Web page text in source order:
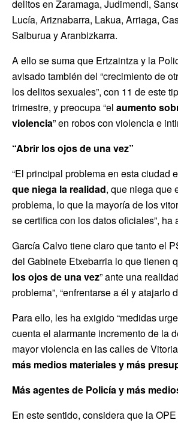
delitos en Zaramaga, Judimendi,
Lucía, Ariznabarra, Lakua, Arriaga,
Salburua y Aranbizkarra.
A ello se suma que Ertzaintza y la
avisado también del “crecimiento de
los delitos sexuales”, con 11 de este
trimestre, y preocupa “el aumento
violencia” en robos con violencia e
“Abrir los ojos de una vez”
“El principal problema en esta ciudad
que niega la realidad, que niega que
problema, lo que la mayoría de los
se certifica con los datos oficiales”, ha
García Calvo tiene claro que tanto el
del Gabinete Etxebarria lo que tienen
los ojos de una vez” ante una
problema”, “enfrentarse a él y atajarlo
Para ello, les ha exigido “medidas
cuenta el alarmante incremento de la
mayor violencia en las calles de
más medios materiales y más
Más agentes de Policía y más
En este sentido, considera que la